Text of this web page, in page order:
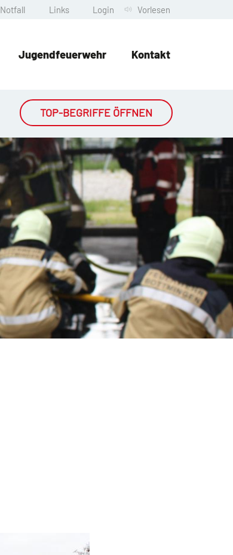
Notfall Links Login Vorlesen
Jugendfeuerwehr Kontakt
TOP-BEGRIFFE ÖFFNEN